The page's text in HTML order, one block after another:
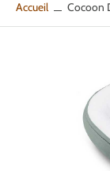
Accueil Cocoon